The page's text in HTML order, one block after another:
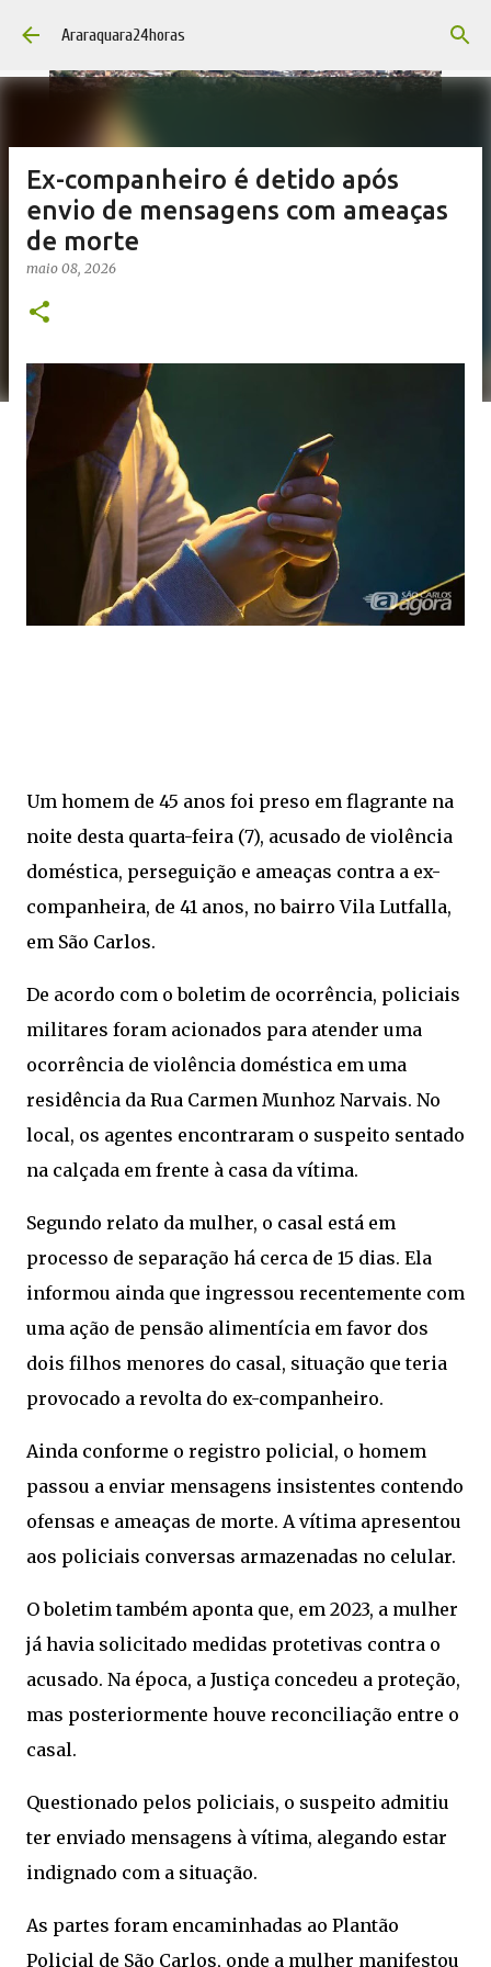
Pular para o conteúdo principal
Araraquara24horas
Ex-companheiro é detido após
envio de mensagens com ameaças
de morte
maio 08, 2026
Um homem de 45 anos foi preso em flagrante na
noite desta quarta-feira (7), acusado de violência
doméstica, perseguição e ameaças contra a ex-
companheira, de 41 anos, no bairro Vila Lutfalla,
em São Carlos.
De acordo com o boletim de ocorrência, policiais
militares foram acionados para atender uma
ocorrência de violência doméstica em uma
residência da Rua Carmen Munhoz Narvais. No
local, os agentes encontraram o suspeito sentado
na calçada em frente à casa da vítima.
Segundo relato da mulher, o casal está em
processo de separação há cerca de 15 dias. Ela
informou ainda que ingressou recentemente com
uma ação de pensão alimentícia em favor dos
dois filhos menores do casal, situação que teria
provocado a revolta do ex-companheiro.
Ainda conforme o registro policial, o homem
passou a enviar mensagens insistentes contendo
ofensas e ameaças de morte. A vítima apresentou
aos policiais conversas armazenadas no celular.
O boletim também aponta que, em 2023, a mulher
já havia solicitado medidas protetivas contra o
acusado. Na época, a Justiça concedeu a proteção,
mas posteriormente houve reconciliação entre o
casal.
Questionado pelos policiais, o suspeito admitiu
ter enviado mensagens à vítima, alegando estar
indignado com a situação.
As partes foram encaminhadas ao Plantão
Policial de São Carlos, onde a mulher manifestou